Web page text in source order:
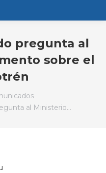
pregunta al
sobre el
al Ministerio…